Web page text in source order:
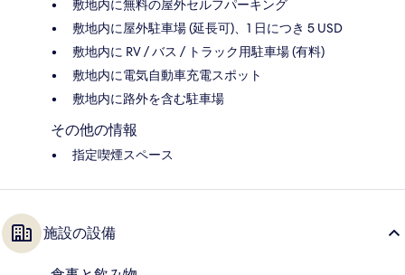
敷地内に無料の屋外セルフパーキング
敷地内に屋外駐車場 (延長可)、1 日につき 5 USD
敷地内に RV / バス / トラック用駐車場 (有料)
敷地内に電気自動車充電スポット
敷地内に路外を含む駐車場
その他の情報
指定喫煙スペース
施設の設備